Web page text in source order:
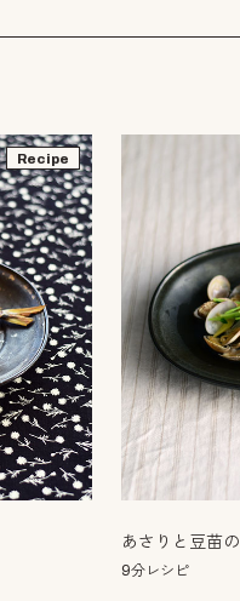
Recipe
あさりと豆苗
9分レシピ